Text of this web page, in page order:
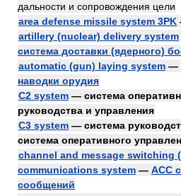
дальности и сопровождения цели
area defense missile system 3PK
artillery (nuclear) delivery system
система доставки (ядерного)
automatic (gun) laying system —
наводки орудия
C2 system — система
руководства и управления
C3 system — система
система оперативного
channel and message switching
communications system — АСС с
сообщений